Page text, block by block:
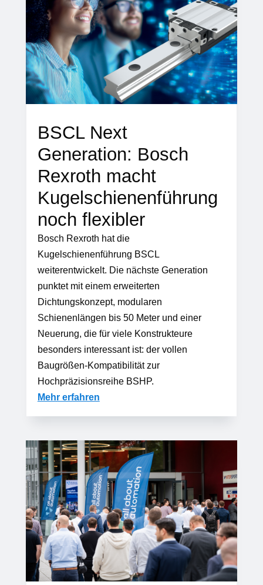
BSCL Next
Generation: Bosch
Rexroth macht
Kugelschienenführung
noch flexibler
Bosch Rexroth hat die
Kugelschienenführung BSCL
weiterentwickelt. Die nächste Generation
punktet mit einem erweiterten
Dichtungskonzept, modularen
Schienenlängen bis 50 Meter und einer
Neuerung, die für viele Konstrukteure
besonders interessant ist: der vollen
Baugrößen-Kompatibilität zur
Hochpräzisionsreihe BSHP.
Mehr erfahren